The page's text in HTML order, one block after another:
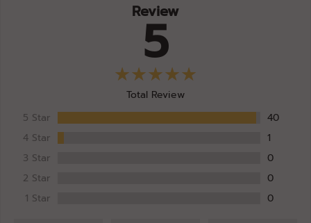
Review
5
Total Review
5 Star
40
4 Star
1
3 Star
0
2 Star
0
1 Star
0